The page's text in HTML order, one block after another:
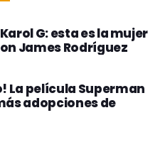
G: esta es la mujer
James Rodríguez
La película Superman
adopciones de